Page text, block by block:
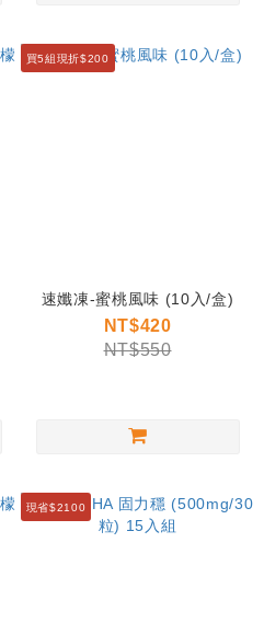
買5組現折$200
速孅凍-蜜桃風味 (10入/盒)
NT$420
NT$550
現省$2100